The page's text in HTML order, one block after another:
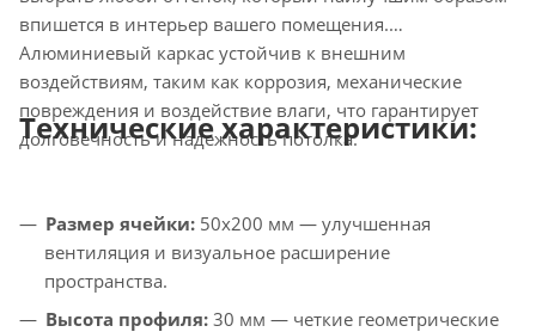
впишется в интерьер вашего помещения.
Алюминиевый каркас устойчив к внешним
воздействиям, таким как коррозия, механические
повреждения и воздействие влаги, что гарантирует
долговечность и надежность потолка.
Технические характеристики:
Размер ячейки: 50х200 мм — улучшенная
вентиляция и визуальное расширение
пространства.
Высота профиля: 30 мм — четкие геометрические